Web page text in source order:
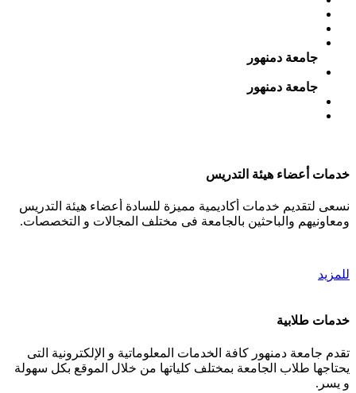
جامعة دمنهور
جامعة دمنهور
خدمات أعضاء هيئة التدريس
نسعى لتقديم خدمات أكاديمية مميزة للسادة أعضاء هيئة التدريس
ومعاونيهم والباحثين بالجامعة فى مختلف المجالات و التخصصات.
للمزيد
خدمات طلابية
تقدم جامعة دمنهور كافة الخدمات المعلوماتية و الإلكترونية التى
يحتاجها طلاب الجامعة بمختلف كلياتها من خلال الموقع بكل سهولة
و يسر.